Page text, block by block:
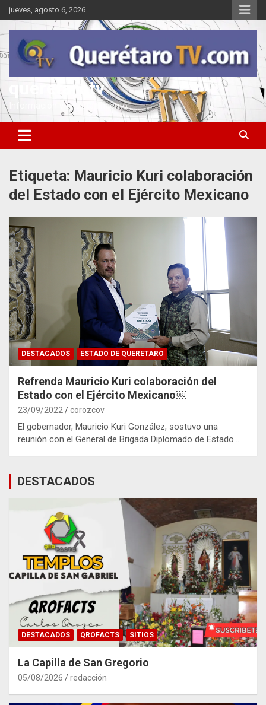
Saltar
al
contenido
jueves, agosto 6, 2026
queretarotv
Información y entretenimiento
Etiqueta: Mauricio Kuri colaboración
del Estado con el Ejército Mexicano
DESTACADOS ESTADO DE QUERETARO
Refrenda Mauricio Kuri colaboración del
Estado con el Ejército Mexicano￼
23/09/2022 corozcov
El gobernador, Mauricio Kuri González, sostuvo una
reunión con el General de Brigada Diplomado de Estado…
DESTACADOS
DESTACADOS QROFACTS SITIOS
La Capilla de San Gregorio
05/08/2026 redacción